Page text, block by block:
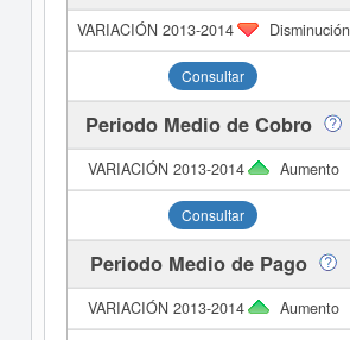
Disminución
Consultar
Periodo Medio de Cobro
Aumento
Consultar
Periodo Medio de Pago
Aumento